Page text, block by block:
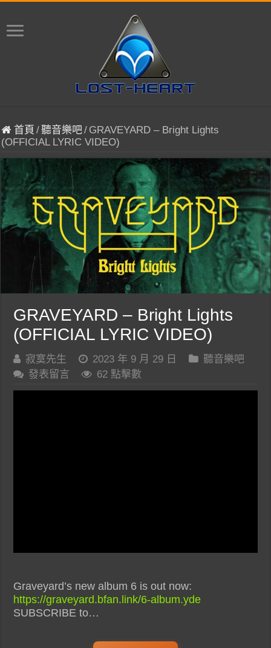
首頁 /聽音樂吧/ GRAVEYARD – Bright Lights
(OFFICIAL LYRIC VIDEO)
GRAVEYARD – Bright Lights
(OFFICIAL LYRIC VIDEO)
寂寞先生 2023 年 9 月 29 日
聽音樂吧
發表留言
62 點擊數
Graveyard’s new album 6 is out now:
https://graveyard.bfan.link/6-album.yde
SUBSCRIBE to…